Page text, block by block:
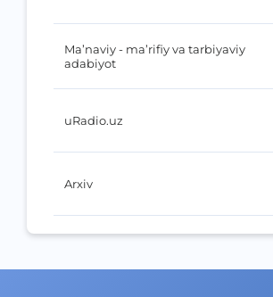
Ma’naviy - ma’rifiy va tarbiyaviy
adabiyot
uRadio.uz
Arxiv